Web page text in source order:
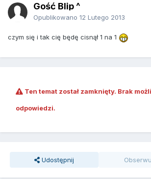
Gość Blip ^
Opublikowano 12 Lutego 2013
czym się i tak cię będę cisnął 1 na 1
Ten temat został zamknięty. Brak
odpowiedzi.
Udostępnij